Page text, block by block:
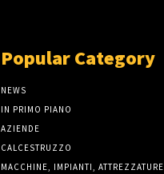
Popular Category
NEWS
IN PRIMO PIANO
AZIENDE
CALCESTRUZZO
MACCHINE, IMPIANTI, ATTREZZATURE